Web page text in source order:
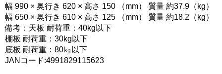
幅 990 × 奥行き 620 × 高さ 150 （mm） 質量 約37.9（kg）
幅 650 × 奥行き 610 × 高さ 125 （mm） 質量 約18.2（kg）
備考：天板 耐荷重：40kg以下
棚板 耐荷重：30kg以下
底板 耐荷重：80㎏以下
JANコード:4991829115623